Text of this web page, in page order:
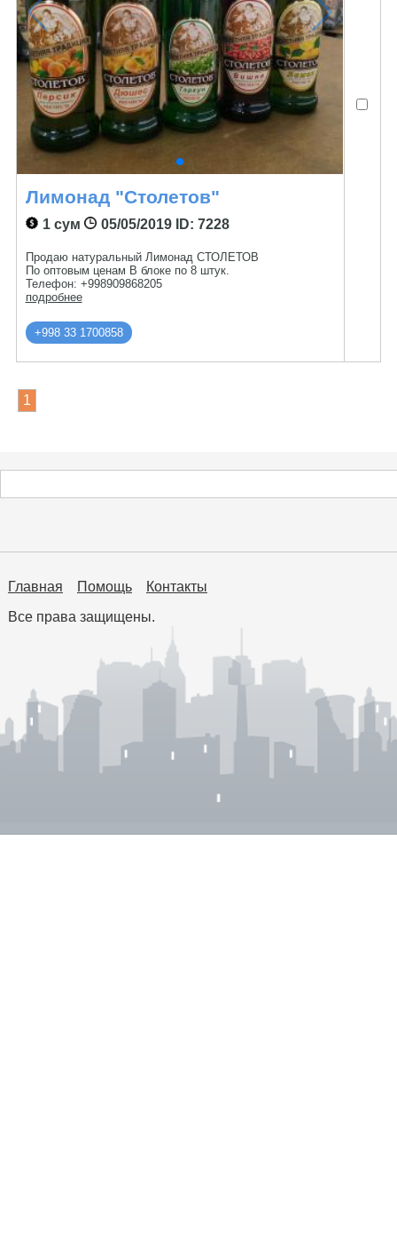
Лимонад "Столетов"
1 сум 05/05/2019ID: 7228
Продаю натуральный Лимонад СТОЛЕТОВ
По оптовым ценам В блоке по 8 штук.
Телефон: +998909868205
подробнее
+998 33 1700858
1
Главная Помощь
Контакты
Все права защищены.